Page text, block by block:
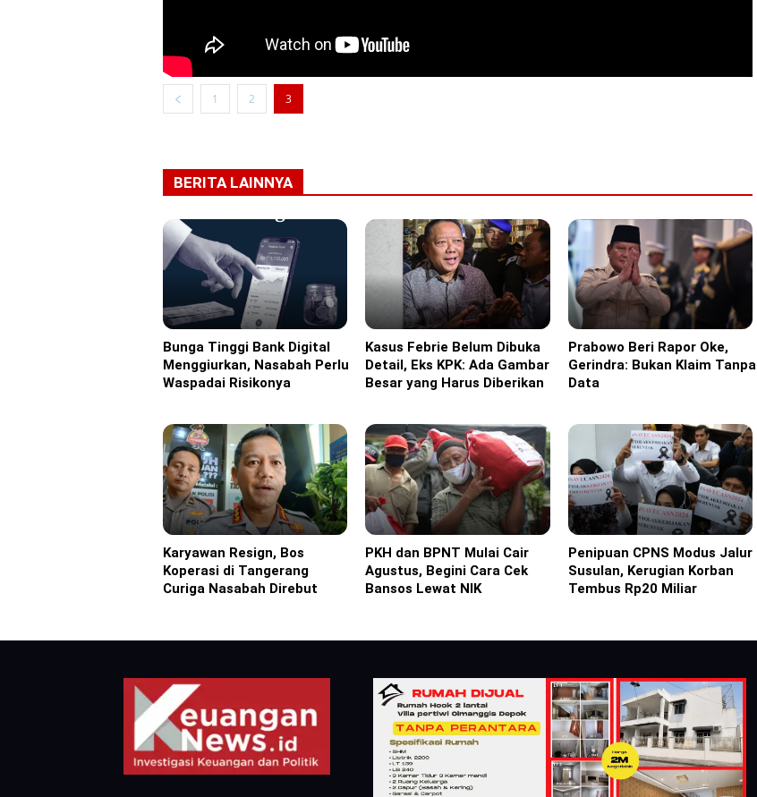
1 2 3
BERITA LAINNYA
Headline
Bunga Tinggi Bank Digital
Menggiurkan, Nasabah Perlu
Waspadai Risikonya
Headline
Kasus Febrie Belum Dibuka
Detail, Eks KPK: Ada Gambar
Besar yang Harus Diberikan
Headline
Prabowo Beri Rapor Oke,
Gerindra: Bukan Klaim Tanpa
Data
Headline
Karyawan Resign, Bos
Koperasi di Tangerang
Curiga Nasabah Direbut
Headline
PKH dan BPNT Mulai Cair
Agustus, Begini Cara Cek
Bansos Lewat NIK
Headline
Penipuan CPNS Modus Jalur
Susulan, Kerugian Korban
Tembus Rp20 Miliar